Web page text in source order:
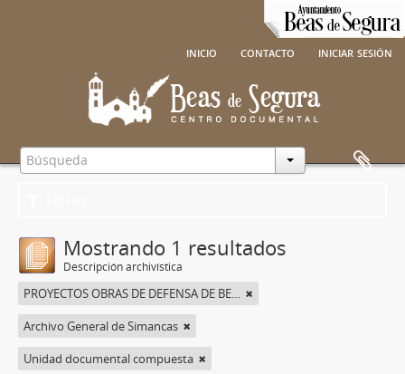
inicio contacto iniciar sesión
Mostrando 1 resultados
Descripción archivística
PROYECTOS OBRAS DE DEFENSA DE BEAS DE SEGURA
Archivo General de Simancas
Unidad documental compuesta